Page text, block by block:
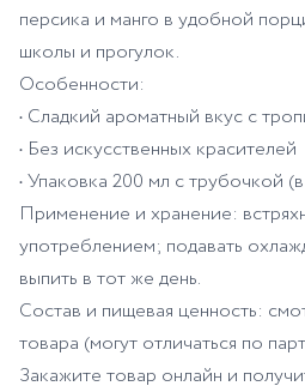
персика и манго в удобной
школы и прогулок.
Особенности:
• Сладкий ароматный вкус с
• Без искусственных красителей
• Упаковка 200 мл с трубочкой
Применение и хранение:
употреблением; подавать
выпить в тот же день.
Состав и пищевая ценность:
товара (могут отличаться по
Закажите товар онлайн и